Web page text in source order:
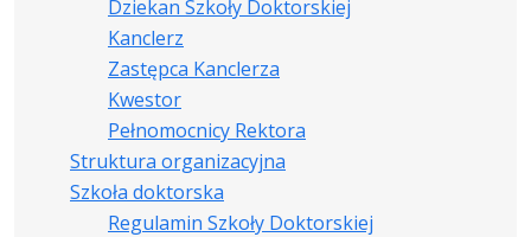
Dziekan Szkoły Doktorskiej
Kanclerz
Zastępca Kanclerza
Kwestor
Pełnomocnicy Rektora
Struktura organizacyjna
Szkoła doktorska
Regulamin Szkoły Doktorskiej